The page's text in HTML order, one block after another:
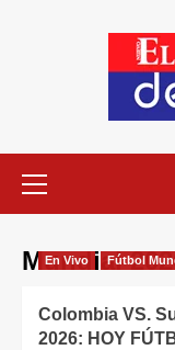
Mundial
En Vivo Fútbol
Colombia VS.
2026: HOY